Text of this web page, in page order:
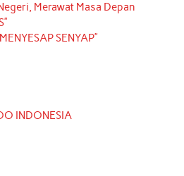
Merawat Masa Depan
SENYAP”
INDONESIA